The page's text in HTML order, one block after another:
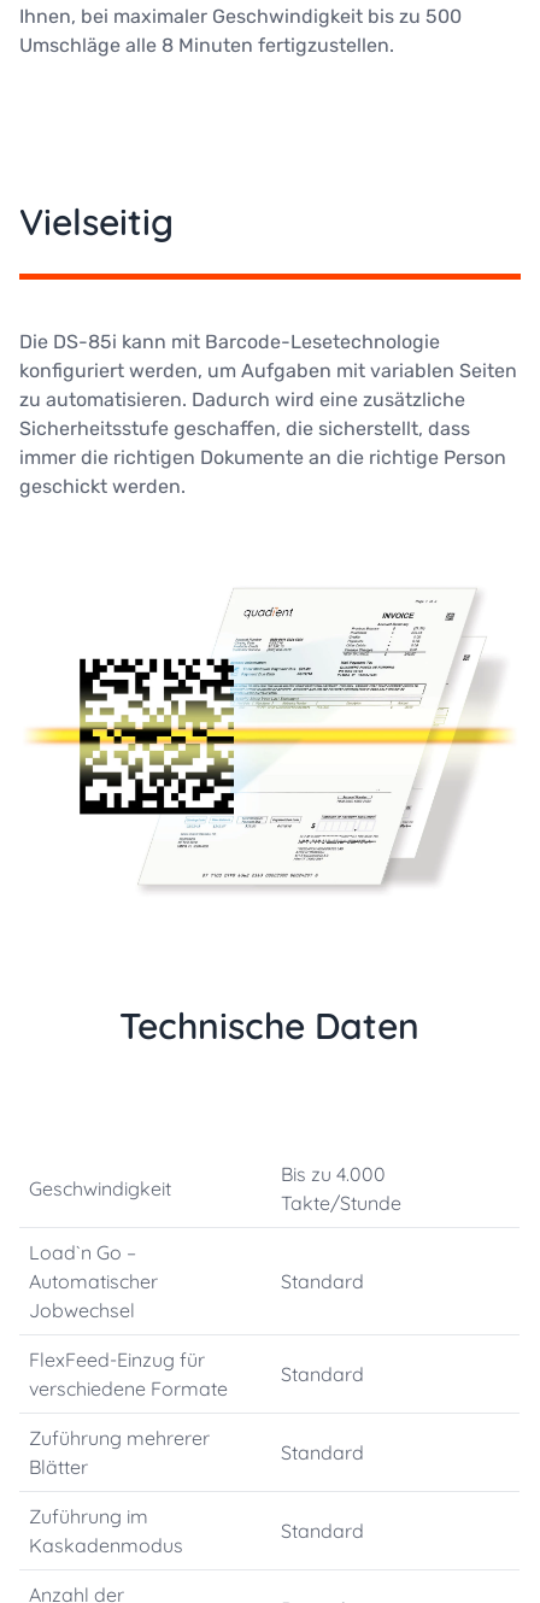
Ihnen, bei maximaler Geschwindigkeit bis zu 500
Umschläge alle 8 Minuten fertigzustellen.
Vielseitig
Die DS-85i kann mit Barcode-Lesetechnologie
konfiguriert werden, um Aufgaben mit variablen Seiten
zu automatisieren. Dadurch wird eine zusätzliche
Sicherheitsstufe geschaffen, die sicherstellt, dass
immer die richtigen Dokumente an die richtige Person
geschickt werden.
Technische Daten
Geschwindigkeit
Bis zu 4.000
Takte/Stunde
Load`n Go –
Automatischer
Jobwechsel
Standard
FlexFeed-Einzug für
verschiedene Formate
Standard
Zuführung mehrerer
Blätter
Standard
Zuführung im
Kaskadenmodus
Standard
Anzahl der